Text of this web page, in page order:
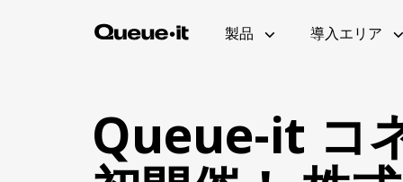
製品 導入エリア
製品概要 招待制待合室
Eコマース
技術者向けページ(英語) ホワイトペーパー
Queue-it コ